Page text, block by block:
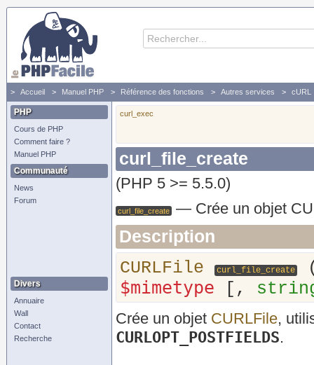
Accueil Manuel PHP Référence des fonctions Autres services cURL
PHP
Cours de PHP
Comment faire ?
Manuel PHP
Communauté
News
Forum
Divers
Annuaire
Wall
Contact
Recherche
curl_exec
curl_file_create
(PHP 5 >= 5.5.0)
curl_file_create — Crée un objet
Description
CURLFile
curl_file_create
$mimetype [,
Crée un objet CURLFile,
CURLOPT_POSTFIELDS.